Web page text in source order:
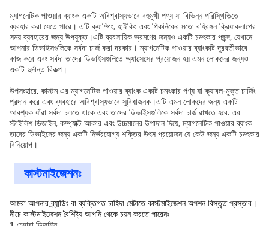
ম্যাগনেটিক পাওয়ার ব্যাংক একটি অবিশ্বাস্যভাবে বহুমুখী পণ্য যা বিভিন্ন পরিস্থিতিতে
ব্যবহার করা যেতে পারে। এটি ক্যাম্পিং, হাইকিং এবং পিকনিকের মতো বহিরঙ্গন ক্রিয়াকলাপের
সময় ব্যবহারের জন্য উপযুক্ত।এটি ব্যবসায়িক ভ্রমণের জন্যও একটি চমৎকার পছন্দ, যেখানে
আপনার ডিভাইসগুলিকে সর্বদা চার্জ করা দরকার। ম্যাগনেটিক পাওয়ার ব্যাংকটি দূরবর্তীভাবে
কাজ করে এবং সর্বদা তাদের ডিভাইসগুলিতে অ্যাক্সেসের প্রয়োজন হয় এমন লোকদের জন্যও
একটি দুর্দান্ত বিকল্প।
উপসংহারে, কাস্টম এর ম্যাগনেটিক পাওয়ার ব্যাংক একটি চমৎকার পণ্য যা ক্যাবল-মুক্ত চার্জিং
প্রদান করে এবং ব্যবহারে অবিশ্বাস্যভাবে সুবিধাজনক।এটি এমন লোকদের জন্য একটি
আবশ্যক যাঁরা সর্বদা চলতে থাকে এবং তাদের ডিভাইসগুলিকে সর্বদা চার্জ রাখতে হবে. এর
স্টাইলিশ ডিজাইন, কম্প্যাক্ট আকার এবং উচ্চমানের উপাদান দিয়ে, ম্যাগনেটিক পাওয়ার ব্যাংক
তাদের ডিভাইসের জন্য একটি নির্ভরযোগ্য শক্তির উৎস প্রয়োজন যে কেউ জন্য একটি চমৎকার
বিনিয়োগ।
কাস্টমাইজেশনঃ
আমরা আপনার ব্র্যান্ডিং বা ব্যক্তিগত চাহিদা মেটাতে কাস্টমাইজেশন অপশন বিস্তৃত প্রস্তাব।
নীচে কাস্টমাইজেশন বৈশিষ্ট্য আপনি থেকে চয়ন করতে পারেনঃ